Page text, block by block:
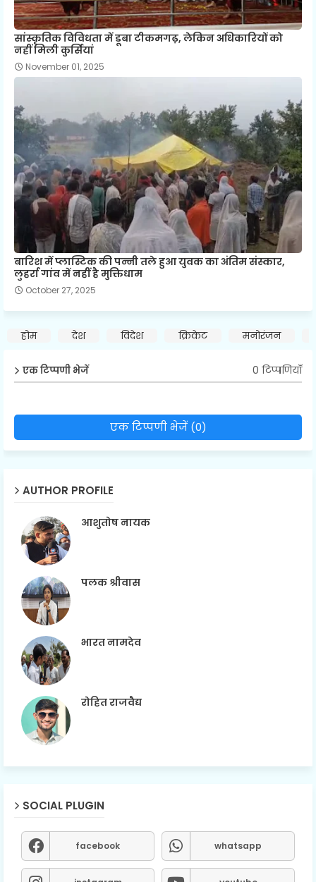
सांस्कृतिक विविधता में डूबा टीकमगढ़, लेकिन अधिकारियों को
नहीं मिली कुर्सियां
November 01, 2025
बारिश में प्लास्टिक की पन्नी तले हुआ युवक का अंतिम संस्कार,
लुहर्रा गांव में नहीं है मुक्तिधाम
October 27, 2025
होम देश विदेश क्रिकेट मनोरंजन
एक टिप्पणी भेजें 0 टिप्पणियाँ
एक टिप्पणी भेजें (0)
AUTHOR PROFILE
आशुतोष नायक
पलक श्रीवास
भारत नामदेव
रोहित राजवैद्य
SOCIAL PLUGIN
facebook whatsapp